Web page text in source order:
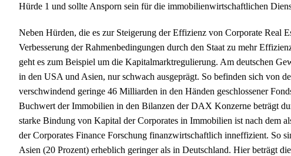
Hürde 1 und sollte Ansporn sein für die immobilienwirtschaftlichen
Neben Hürden, die es zur Steigerung der Effizienz von Corporate Real
Verbesserung der Rahmenbedingungen durch den Staat zu mehr
geht es zum Beispiel um die Kapitalmarktregulierung. Am deutschen
in den USA und Asien, nur schwach ausgeprägt. So befinden sich von
verschwindend geringe 46 Milliarden in den Händen geschlossener
Buchwert der Immobilien in den Bilanzen der DAX Konzerne beträgt
starke Bindung von Kapital der Corporates in Immobilien ist nach dem
der Corporates Finance Forschung finanzwirtschaftlich inneffizient. So
Asien (20 Prozent) erheblich geringer als in Deutschland. Hier beträgt